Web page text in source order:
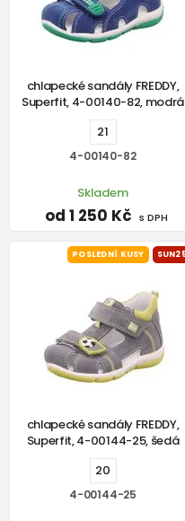
chlapecké sandály FREDDY,
Superfit, 4-00140-82, modrá
21
4-00140-82
Skladem
od 1 250 Kč s DPH
POSLEDNÍ KUSY
chlapecké sandály FREDDY,
Superfit, 4-00144-25, šedá
20
4-00144-25